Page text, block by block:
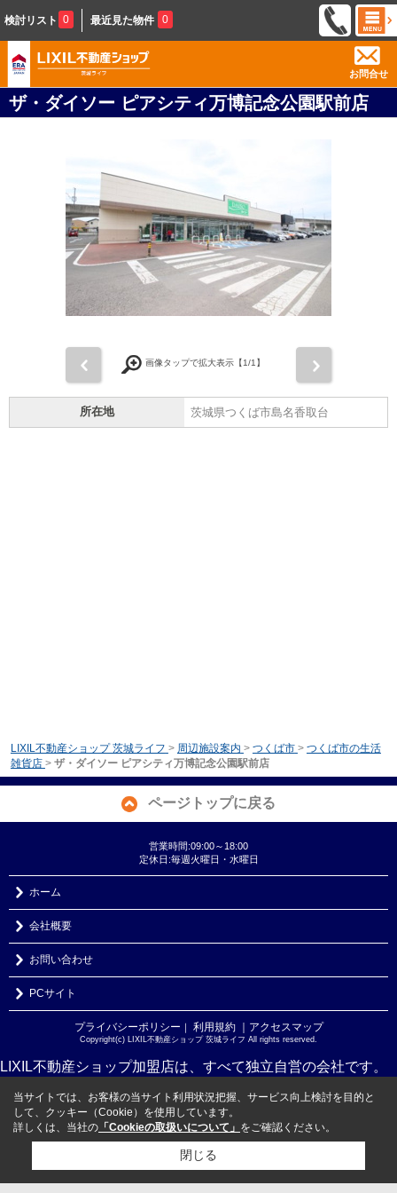
検討リスト 0 最近見た物件 0
お問合せ
ザ・ダイソー ピアシティ万博記念公園駅前店
画像タップで拡大表示【1/1】
所在地 茨城県つくば市島名香取台
LIXIL不動産ショップ 茨城ライフ > 周辺施設案内 > つくば市 > つくば市の生活
雑貨店 > ザ・ダイソー ピアシティ万博記念公園駅前店
ページトップに戻る
営業時間:09:00～18:00
定休日:毎週火曜日・水曜日
ホーム
会社概要
お問い合わせ
PCサイト
プライバシーポリシー ｜ 利用規約 ｜アクセスマップ
Copyright(c) LIXIL不動産ショップ 茨城ライフ All rights reserved.
LIXIL不動産ショップ加盟店は、すべて独立自営の会社です。
当サイトでは、お客様の当サイト利用状況把握、サービス向上検討を目的と
して、クッキー（Cookie）を使用しています。
詳しくは、当社の 「Cookieの取扱いについて」 をご確認ください。
閉じる